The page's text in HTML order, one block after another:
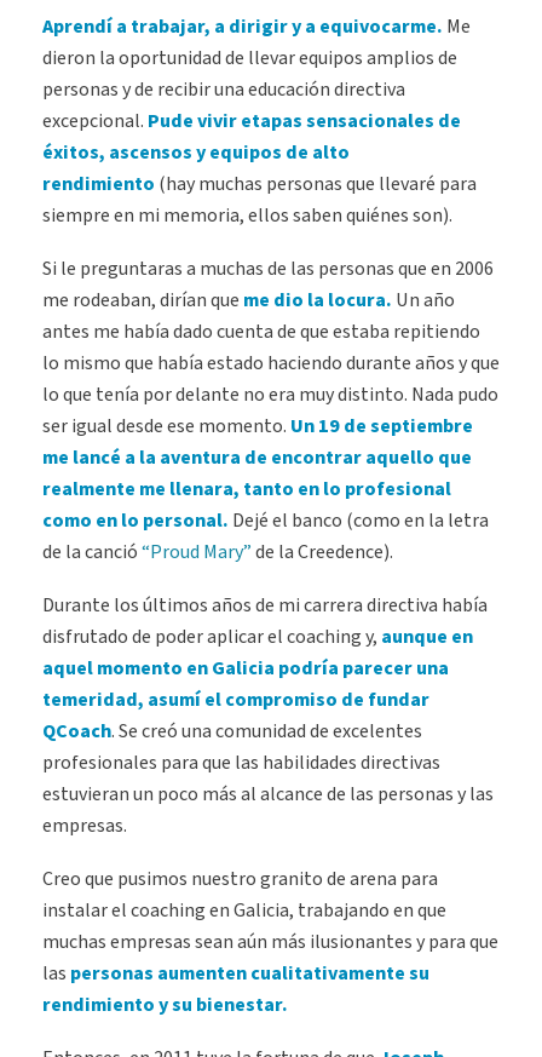
Aprendí a trabajar, a dirigir y a equivocarme. Me
dieron la oportunidad de llevar equipos amplios de
personas y de recibir una educación directiva
excepcional. Pude vivir etapas sensacionales de
éxitos, ascensos y equipos de alto
rendimiento (hay muchas personas que llevaré para
siempre en mi memoria, ellos saben quiénes son).
Si le preguntaras a muchas de las personas que en 2006
me rodeaban, dirían que me dio la locura. Un año
antes me había dado cuenta de que estaba repitiendo
lo mismo que había estado haciendo durante años y que
lo que tenía por delante no era muy distinto. Nada pudo
ser igual desde ese momento. Un 19 de septiembre
me lancé a la aventura de encontrar aquello que
realmente me llenara, tanto en lo profesional
como en lo personal. Dejé el banco (como en la letra
de la canció“Proud Mary”de la Creedence).
Durante los últimos años de mi carrera directiva había
disfrutado de poder aplicar el coaching y, aunque en
aquel momento en Galicia podría parecer una
temeridad, asumí el compromiso de fundar
QCoach. Se creó una comunidad de excelentes
profesionales para que las habilidades directivas
estuvieran un poco más al alcance de las personas y las
empresas.
Creo que pusimos nuestro granito de arena para
instalar el coaching en Galicia, trabajando en que
muchas empresas sean aún más ilusionantes y para que
las personas aumenten cualitativamente su
rendimiento y su bienestar.